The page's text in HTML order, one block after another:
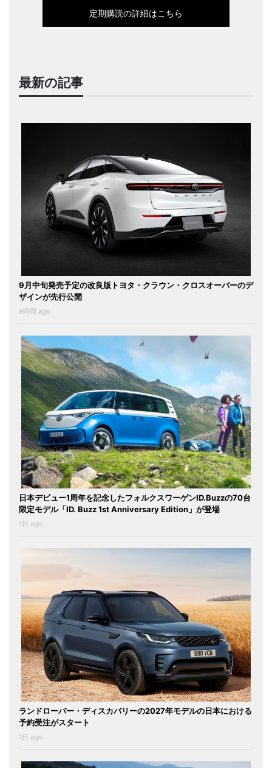
定期購読の詳細はこちら
最新の記事
9月中旬発売予定の改良版トヨタ・クラウン・クロスオーバーのデ
ザインが先行公開
9時間 ago
日本デビュー1周年を記念したフォルクスワーゲンID.Buzzの70台
限定モデル「ID. Buzz 1st Anniversary Edition」が登場
1日 ago
ランドローバー・ディスカバリーの2027年モデルの日本における
予約受注がスタート
1日 ago